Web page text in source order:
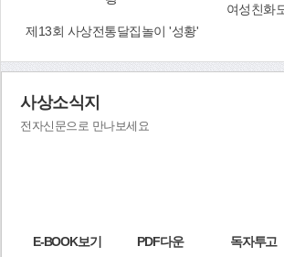
지로 추진할 ‘부서별 올해 목표’ 32개도 선정했으
인 스마트플로우엔 ‘내가 구청장이다’ 코너를 설
키기 위해 이 시책을 펼치게 됐다”며 “600여 직
있을 것으로 기대된다”고 말했다. <자치행정과
제13회 사상전통달집놀이 '성황'
여성친화
사상소식지
전자신문으로 만나보세요
E-BOOK보기 PDF다운 독자투고